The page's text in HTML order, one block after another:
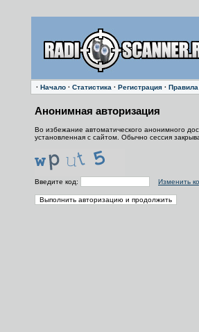
· Начало· Статистика · Регистрация· Правила
Анонимная авторизация
Во избежание автоматического анонимного
установленная с сайтом. Обычно сессия
Введите код: Изменить